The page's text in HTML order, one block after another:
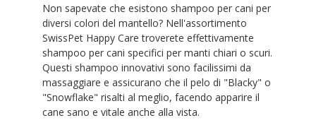
Non sapevate che esistono shampoo per cani per
diversi colori del mantello? Nell'assortimento
SwissPet Happy Care troverete effettivamente
shampoo per cani specifici per manti chiari o scuri.
Questi shampoo innovativi sono facilissimi da
massaggiare e assicurano che il pelo di "Blacky" o
"Snowflake" risalti al meglio, facendo apparire il
cane sano e vitale anche alla vista.